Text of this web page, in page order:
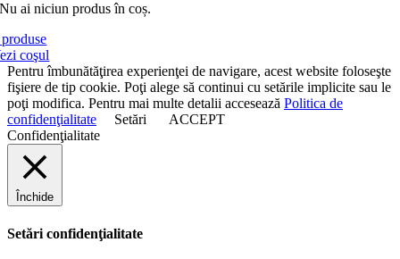
Nu ai niciun produs în coș.
coşul
Pentru îmbunătăţirea experienţei de navigare, acest website foloseşte
fişiere de tip cookie. Poţi alege să continui cu setările implicite sau le
poţi modifica. Pentru mai multe detalii accesează Politica de
confidenţialitate
Setări
ACCEPT
Confidenţialitate
Închide
Setări confidenţialitate